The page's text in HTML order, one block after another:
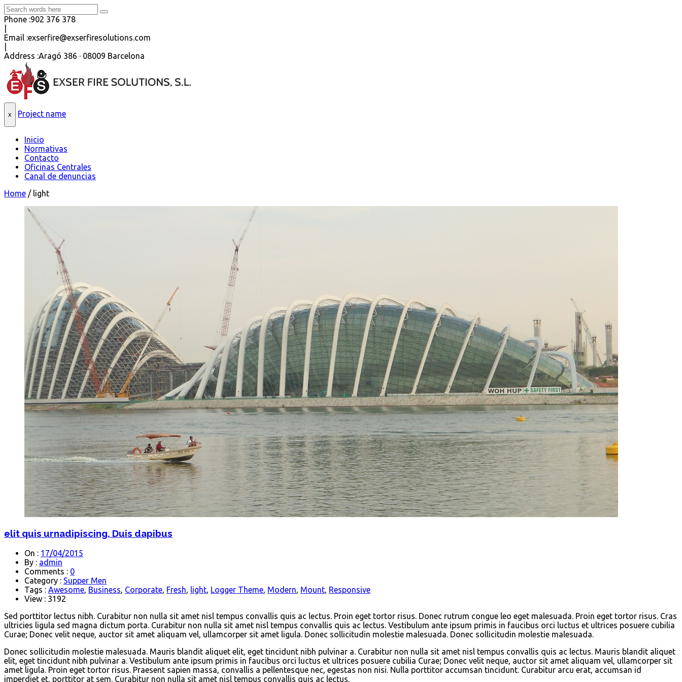
Phone :902 376 378
Email :exserfire@exserfiresolutions.com
Address :Aragó 386 · 08009 Barcelona
x Project name
Inicio
Normativas
Contacto
Oficinas Centrales
Canal de denuncias
Home / light
elit quis urnadipiscing, Duis dapibus
On : 17/04/2015
By : admin
Comments : 0
Category : Supper Men
Tags : Awesome, Business, Corporate, Fresh, light, Logger Theme, Modern, Mount, Responsive
View : 3192
Sed porttitor lectus nibh. Curabitur non nulla sit amet nisl tempus convallis quis ac lectus. Proin eget tortor risus. Donec rutrum congue leo eget malesuada. Proin eget tortor risus. Cras
ultricies ligula sed magna dictum porta. Curabitur non nulla sit amet nisl tempus convallis quis ac lectus. Vestibulum ante ipsum primis in faucibus orci luctus et ultrices posuere cubilia
Curae; Donec velit neque, auctor sit amet aliquam vel, ullamcorper sit amet ligula. Donec sollicitudin molestie malesuada. Donec sollicitudin molestie malesuada.
Donec sollicitudin molestie malesuada. Mauris blandit aliquet elit, eget tincidunt nibh pulvinar a. Curabitur non nulla sit amet nisl tempus convallis quis ac lectus. Mauris blandit aliquet
elit, eget tincidunt nibh pulvinar a. Vestibulum ante ipsum primis in faucibus orci luctus et ultrices posuere cubilia Curae; Donec velit neque, auctor sit amet aliquam vel, ullamcorper sit
amet ligula. Proin eget tortor risus. Praesent sapien massa, convallis a pellentesque nec, egestas non nisi. Nulla porttitor accumsan tincidunt. Curabitur arcu erat, accumsan id
imperdiet et, porttitor at sem. Curabitur non nulla sit amet nisl tempus convallis quis ac lectus.